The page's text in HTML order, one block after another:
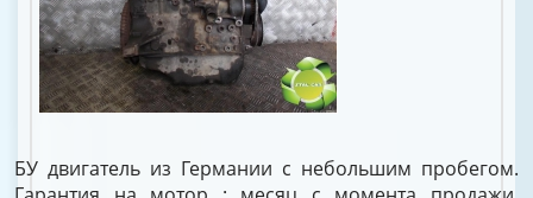
БУ двигатель из Германии с небольшим пробегом.